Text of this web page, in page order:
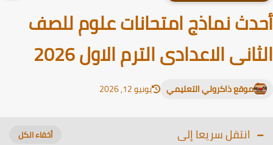
نماذج امتحانات علوم للصف
الاعدادى الترم الاول 2026
موقع ذاكرولي التعليمي يونيو 12, 2026
انتقل سريعا إلى